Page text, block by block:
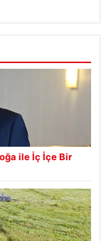
ile İç İçe Bir